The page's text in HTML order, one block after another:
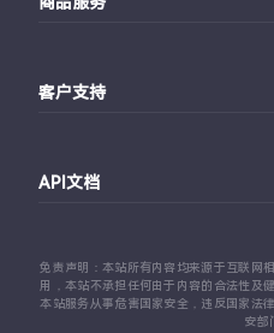
订单查询
Facebook账号购买
TikTok账号购买
客户支持
API文档
API 接口文档
代理对接文档
免责声明：本站所有内容均来源于互联网
用，本站不承担任何由于内容的合法性及
本站服务从事危害国家安全，违反国家法
安部